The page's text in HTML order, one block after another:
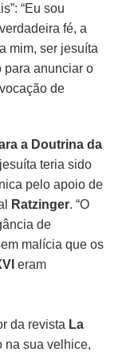
“Eu sou
fé, a
mim, ser jesuíta
para anunciar o
de
a Doutrina da
teria sido
pelo apoio de
Ratzinger. “O
de
malícia que os
eram
da revista La
na sua velhice,